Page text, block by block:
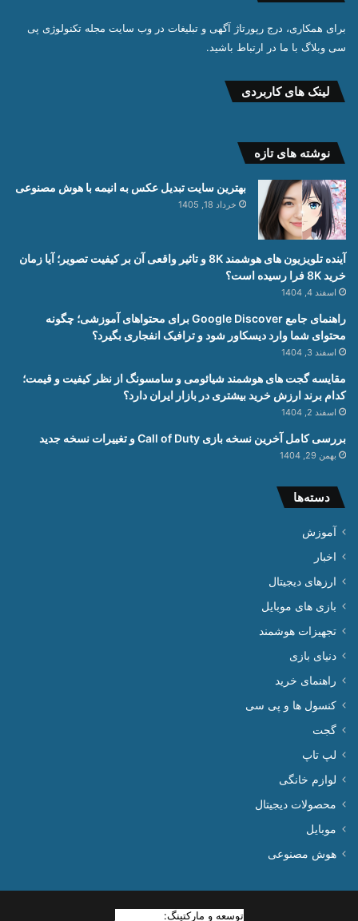
برای همکاری، درج رپورتاژ آگهی و تبلیغات در وب سایت مجله تکنولوژی پی
سی وبلاگ با ما در ارتباط باشید.
لینک های کاربردی
نوشته های تازه
بهترین سایت تبدیل عکس به انیمه با هوش مصنوعی
خرداد 18, 1405
آینده تلویزیون های هوشمند 8K و تاثیر واقعی آن بر کیفیت تصویر؛ آیا زمان
خرید 8K فرا رسیده است؟
اسفند 4, 1404
راهنمای جامع Google Discover برای محتواهای آموزشی؛ چگونه
محتوای شما وارد دیسکاور شود و ترافیک انفجاری بگیرد؟
اسفند 3, 1404
مقایسه گجت های هوشمند شیائومی و سامسونگ از نظر کیفیت و قیمت؛
کدام برند ارزش خرید بیشتری در بازار ایران دارد؟
اسفند 2, 1404
بررسی کامل آخرین نسخه بازی Call of Duty و تغییرات نسخه جدید
بهمن 29, 1404
دسته‌ها
آموزش
اخبار
ارزهای دیجیتال
بازی های موبایل
تجهیزات هوشمند
دنیای بازی
راهنمای خرید
کنسول ها و پی سی
گجت
لپ تاپ
لوازم خانگی
محصولات دیجیتال
موبایل
هوش مصنوعی
توسعه و مارکتینگ: